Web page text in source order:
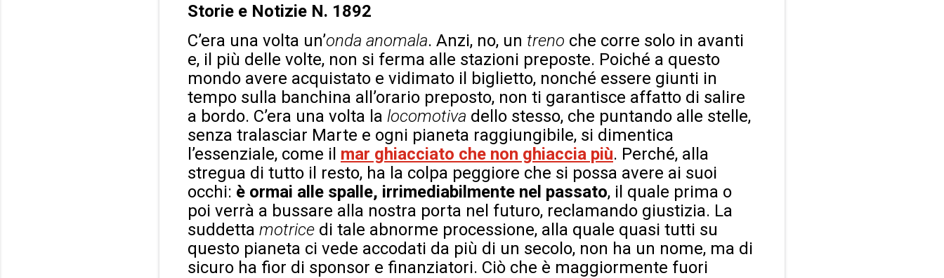
Storie e Notizie N. 1892
C’era una volta un’onda anomala. Anzi, no, un treno che corre solo in avanti
e, il più delle volte, non si ferma alle stazioni preposte. Poiché a questo
mondo avere acquistato e vidimato il biglietto, nonché essere giunti in
tempo sulla banchina all’orario preposto, non ti garantisce affatto di salire
a bordo. C’era una volta la locomotiva dello stesso, che puntando alle stelle,
senza tralasciar Marte e ogni pianeta raggiungibile, si dimentica
l’essenziale, come il mar ghiacciato che non ghiaccia più. Perché, alla
stregua di tutto il resto, ha la colpa peggiore che si possa avere ai suoi
occhi: è ormai alle spalle, irrimediabilmente nel passato, il quale prima o
poi verrà a bussare alla nostra porta nel futuro, reclamando giustizia. La
suddetta motrice di tale abnorme processione, alla quale quasi tutti su
questo pianeta ci vede accodati da più di un secolo, non ha un nome, ma di
sicuro ha fior di sponsor e finanziatori. Ciò che è maggiormente fuori